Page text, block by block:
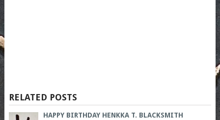
RELATED POSTS
HAPPY BIRTHDAY HENKKA T. BLACKSMITH